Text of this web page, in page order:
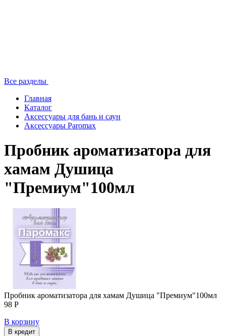
Все разделы
Главная
Каталог
Аксессуары для бань и саун
Аксессуары Paromax
Пробник ароматизатора для
хамам Душица
"Премиум"100мл
Пробник ароматизатора для хамам Душица "Премиум"100мл
98 Р
В корзину
В кредит